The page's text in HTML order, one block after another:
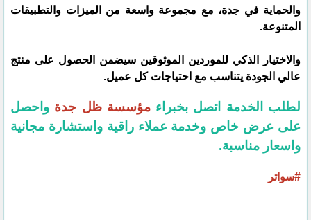
والحماية في جدة، مع مجموعة واسعة من الميزات والتطبيقات
المتنوعة.
والاختيار الذكي للموردين الموثوقين سيضمن الحصول على منتج
عالي الجودة يتناسب مع احتياجات كل عميل.
لطلب الخدمة اتصل بخبراءمؤسسة ظل جدة واحصل
على عرض خاص وخدمة عملاء راقية واستشارة مجانية
واسعار مناسبة.
#سواتر